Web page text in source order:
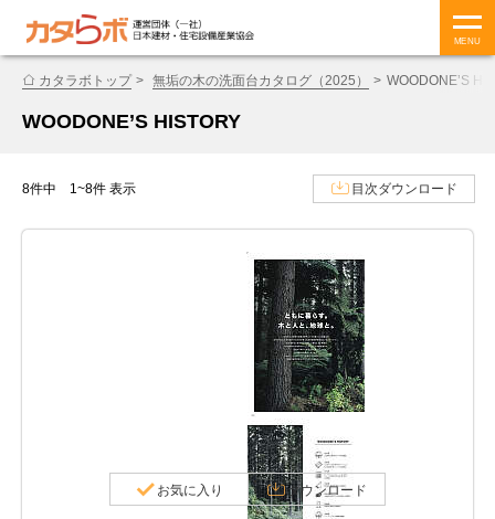
MENU
カタラボトップ 無垢の木の洗面台カタログ（2025） WOODONE’S
WOODONE’S HISTORY
8件中 1~8件 表示 目次ダウンロード
お気に入り ダウンロード